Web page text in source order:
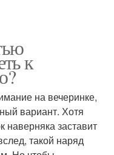
к
на вечеринке,
вариант. Хотя
наверняка заставит
такой наряд